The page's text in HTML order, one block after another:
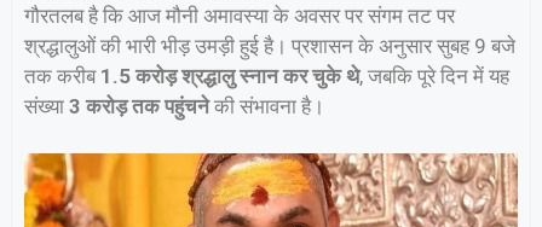
गौरतलब है कि आज मौनी अमावस्या के अवसर पर संगम तट पर
श्रद्धालुओं की भारी भीड़ उमड़ी हुई है। प्रशासन के अनुसार सुबह 9 बजे
तक करीब 1.5 करोड़ श्रद्धालु स्नान कर चुके थे, जबकि पूरे दिन में यह
संख्या 3 करोड़ तक पहुंचनेकी संभावना है।